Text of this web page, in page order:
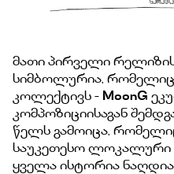
მათი პირველი
სიმბოლურია, რომელიც
კოლექტივს - MoonG
კომპოზიციისაგან
წელს გამოიცა,
საუკეთესო ლოკალური
ყველა ისტორია